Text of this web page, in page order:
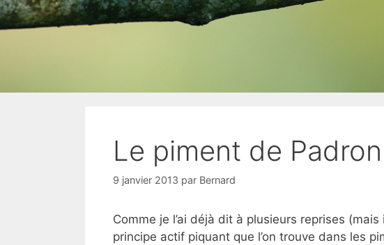
Le piment de Padron
9 janvier 2013 par Bernard
Comme je l’ai déjà dit à plusieurs reprises
principe actif piquant que l’on trouve dans les